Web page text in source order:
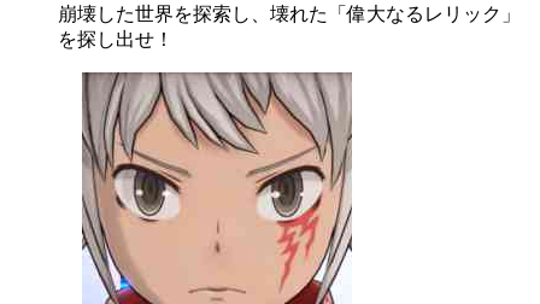
崩壊した世界を探索し、壊れた「偉大なるレリック」
を探し出せ！